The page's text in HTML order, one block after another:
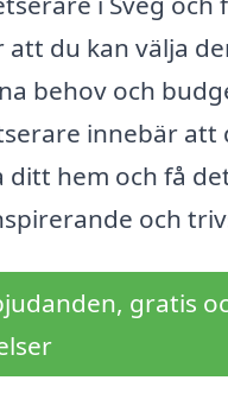
att du kan välja
behov och
innebär att
ditt hem och få
och
gratis